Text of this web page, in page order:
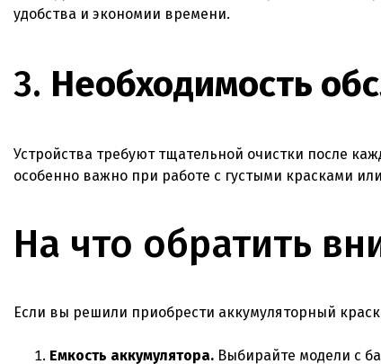
удобства и экономии времени.
3. Необходимость
Устройства требуют тщательной очистки после
особенно важно при работе с густыми красками
На что обратить
Если вы решили приобрести аккумуляторный
Емкость аккумулятора. Выбирайте модели с